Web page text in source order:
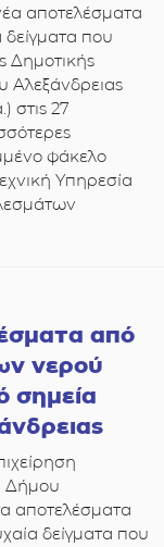
αποτελέσματα
που
Δημοτικής
Αλεξάνδρειας
στις 27
φάκελο
Υπηρεσία
από
νερού
σημεία
Δήμου
αποτελέσματα
δείγματα που